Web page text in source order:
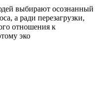
выбирают осознанный
а ради перезагрузки,
отношения к
эко